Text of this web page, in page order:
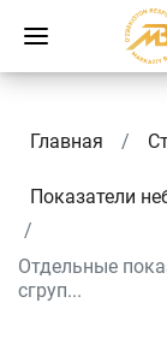
Главная
Показатели
Отдельные
сгруп...